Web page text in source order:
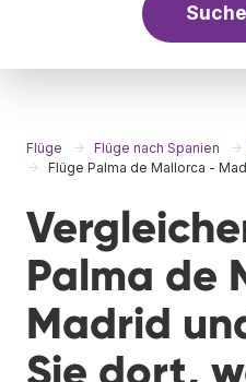
Flüge Flüge nach Spanien
Flüge Palma de Mallorca -
Palma de
Madrid